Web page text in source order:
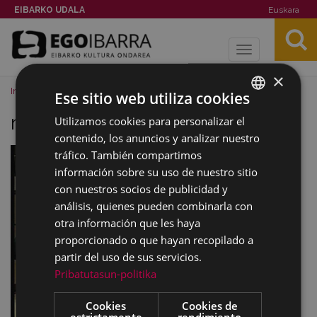
EIBARKO UDALA Euskara
Toggle
Inicio Noticias Imagenes musika-eskola1.jpg
musika-eskola1.jpg BASQUE
SPANISH
×
Ese sitio web utiliza cookies
Utilizamos cookies para personalizar el
contenido, los anuncios y analizar nuestro
tráfico. También compartimos
información sobre su uso de nuestro sitio
con nuestros socios de publicidad y
análisis, quienes pueden combinarla con
otra información que les haya
proporcionado o que hayan recopilado a
partir del uso de sus servicios.
Pribatutasun-politika
Cookies
Cookies de